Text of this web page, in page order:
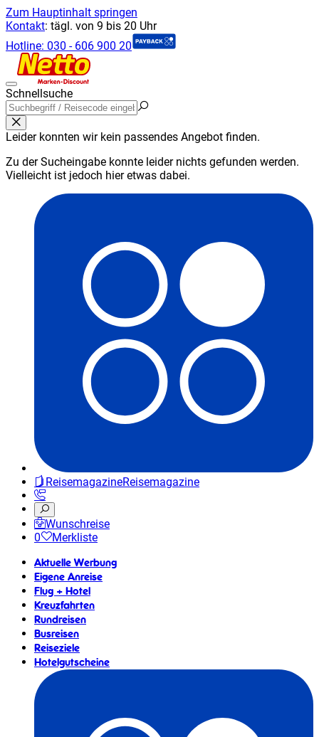
Zum Hauptinhalt springen
Kontakt: tägl. von 9 bis 20 Uhr
Hotline: 030 - 606 900 20
Schnellsuche
Leider konnten wir kein passendes Angebot finden.
Zu der Sucheingabe konnte leider nichts gefunden werden.
Vielleicht ist jedoch hier etwas dabei.
ReisemagazineReisemagazine
Wunschreise
0
Merkliste
Aktuelle Werbung
Eigene Anreise
Flug + Hotel
Kreuzfahrten
Rundreisen
Busreisen
Reiseziele
Hotelgutscheine